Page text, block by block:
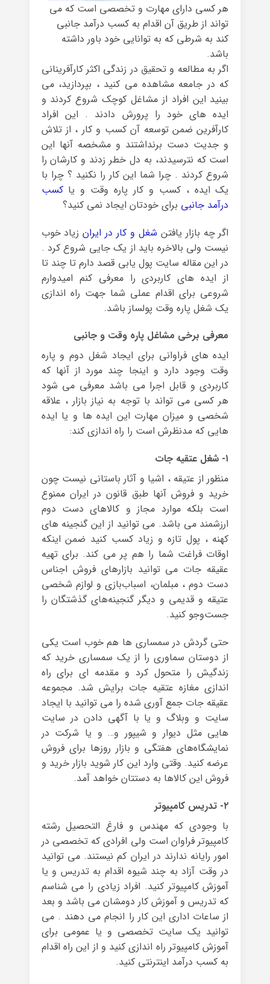
هر کسی دارای مهارت و تخصصی است که می
تواند از طریق آن اقدام به کسب درآمد جانبی
کند به شرطی که به توانایی خود باور داشته
باشد.
اگر به مطالعه و تحقیق در زندگی اکثر کارآفرینانی
که در جامعه مشاهده می کنید ، بپردازید، می
بینید این افراد از مشاغل کوچک شروع کردند و
ایده های خود را پرورش دادند . این افراد
کارآفرین ضمن توسعه آن کسب و کار ، از تلاش
و جدیت دست برنداشتند و مشخصه آنها این
است که نترسیدند، به دل خطر زدند و کارشان را
شروع کردند . چرا شما این کار را نکنید ؟ چرا با
یک ایده ، کسب و کار پاره وقت و یاکسب
درآمد جانبی برای خودتان ایجاد نمی کنید؟
اگر چه بازار یافتن شغل و کار در ایرانزیاد خوب
نیست ولی بالاخره باید از یک جایی شروع کرد .
در این مقاله سایت پول یابی قصد دارم تا چند تا
از ایده های کاربردی را معرفی کنم امیدوارم
شروعی برای اقدام عملی شما جهت راه اندازی
یک شغل پاره وقت پولساز باشد.
معرفی برخی مشاغل پاره وقت و جانبی
ایده های فراوانی برای ایجاد شغل دوم و پاره
وقت وجود دارد و اینجا چند مورد از آنها که
کاربردی و قابل اجرا می باشد معرفی می شود
هر کسی می تواند با توجه به نیاز بازار ، علاقه
شخصی و میزان مهارت این ایده ها و یا ایده
هایی که مدنظرش است را راه اندازی کند:
۱- شغل عتقیه جات
منظور از عتیقه ، اشیا و آثار باستانی نیست چون
خرید و فروش آنها طبق قانون در ایران ممنوع
است بلکه موارد مجاز و کالاهای دست دوم
ارزشمند می باشد. می توانید از این گنجینه های
کهنه ، پول تازه و زیاد کسب کنید ضمن اینکه
اوقات فراغت شما را هم پر می کند. برای تهیه
عقیقه جات می توانید بازارهای فروش اجناس
دست دوم ، مبلمان‌، اسباب‌بازی و لوازم شخصی
عتیقه و قدیمی و دیگر گنجینه‌های گذشتگان را
جست‌وجو کنید.
حتی گردش در سمساری ها هم خوب است یکی
از دوستان سماوری را از یک سمساری خرید که
زندگیش را متحول کرد و مقدمه ای برای راه
اندازی مغازه عتقیه جات برایش شد. مجموعه
عقیقه جات جمع آوری شده را می توانید با ایجاد
سایت و وبلاگ و یا با آگهی دادن در سایت
هایی مثل دیوار و شیپور و… و یا شرکت در
نمایشگاه‌های هفتگی و بازار روزها برای فروش
عرضه کنید. وقتی وارد این کار شوید بازار خرید و
فروش این کالاها به دستتان خواهد آمد.
۲- تدریس کامپیوتر
با وجودی که مهندس و فارغ التحصیل رشته
کامپیوتر فراوان است ولی افرادی که تخصصی در
امور رایانه ندارند در ایران کم نیستند. می توانید
در وقت آزاد به چند شیوه اقدام به تدریس و یا
آموزش کامپیوتر کنید. افراد زیادی را می شناسم
که تدریس و آموزش کار دومشان می باشد و بعد
از ساعات اداری این کار را انجام می دهند . می
توانید یک سایت تخصصی و یا عمومی برای
آموزش کامپیوتر راه اندازی کنید و از این راه اقدام
به کسب درآمد اینترنتی کنید.